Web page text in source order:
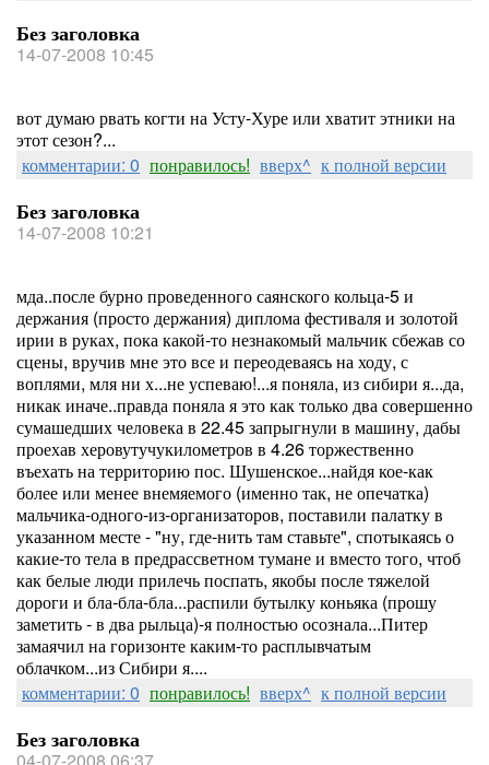
Без заголовка
14-07-2008 10:45
вот думаю рвать когти на Усту-Хуре или хватит этники на
этот сезон?...
комментарии: 0 понравилось! вверх^ к полной версии
Без заголовка
14-07-2008 10:21
мда..после бурно проведенного саянского кольца-5 и
держания (просто держания) диплома фестиваля и золотой
ирии в руках, пока какой-то незнакомый мальчик сбежав со
сцены, вручив мне это все и переодеваясь на ходу, с
воплями, мля ни х...не успеваю!...я поняла, из сибири я...да,
никак иначе..правда поняла я это как только два совершенно
сумашедших человека в 22.45 запрыгнули в машину, дабы
проехав херовутучукилометров в 4.26 торжественно
въехать на территорию пос. Шушенское...найдя кое-как
более или менее внемяемого (именно так, не опечатка)
мальчика-одного-из-организаторов, поставили палатку в
указанном месте - "ну, где-нить там ставьте", спотыкаясь о
какие-то тела в предрассветном тумане и вместо того, чтоб
как белые люди прилечь поспать, якобы после тяжелой
дороги и бла-бла-бла...распили бутылку коньяка (прошу
заметить - в два рыльца)-я полностью осознала...Питер
замаячил на горизонте каким-то расплывчатым
облачком...из Сибири я....
комментарии: 0 понравилось! вверх^ к полной версии
Без заголовка